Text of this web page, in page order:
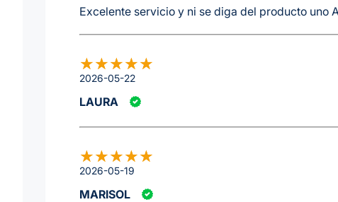
Excelente servicio y ni se diga del producto uno A
2026-05-22
LAURA
2026-05-19
MARISOL